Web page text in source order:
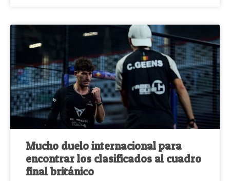
Mucho duelo internacional para
encontrar los clasificados al cuadro
final británico